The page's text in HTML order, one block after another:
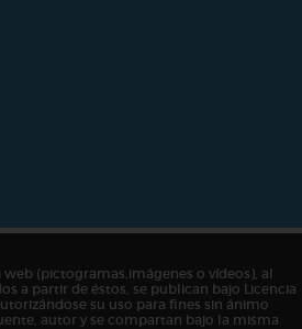
(pictogramas,imágenes o vídeos), al
a partir de éstos, se publican bajo Licencia
su uso para fines sin ánimo
autor y se compartan bajo la misma